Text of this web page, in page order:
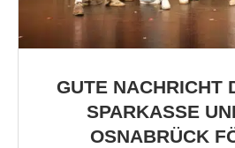
GUTE NACHRICHT
SPARKASSE
OSNABRÜCK